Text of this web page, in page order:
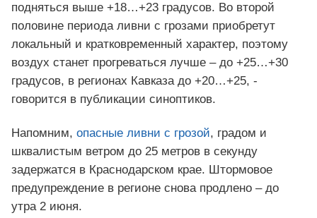
подняться выше +18…+23 градусов. Во второй
половине периода ливни с грозами приобретут
локальный и кратковременный характер, поэтому
воздух станет прогреваться лучше – до +25…+30
градусов, в регионах Кавказа до +20…+25, -
говорится в публикации синоптиков.
Напомним, опасные ливни с грозой, градом и
шквалистым ветром до 25 метров в секунду
задержатся в Краснодарском крае. Штормовое
предупреждение в регионе снова продлено – до
утра 2 июня.